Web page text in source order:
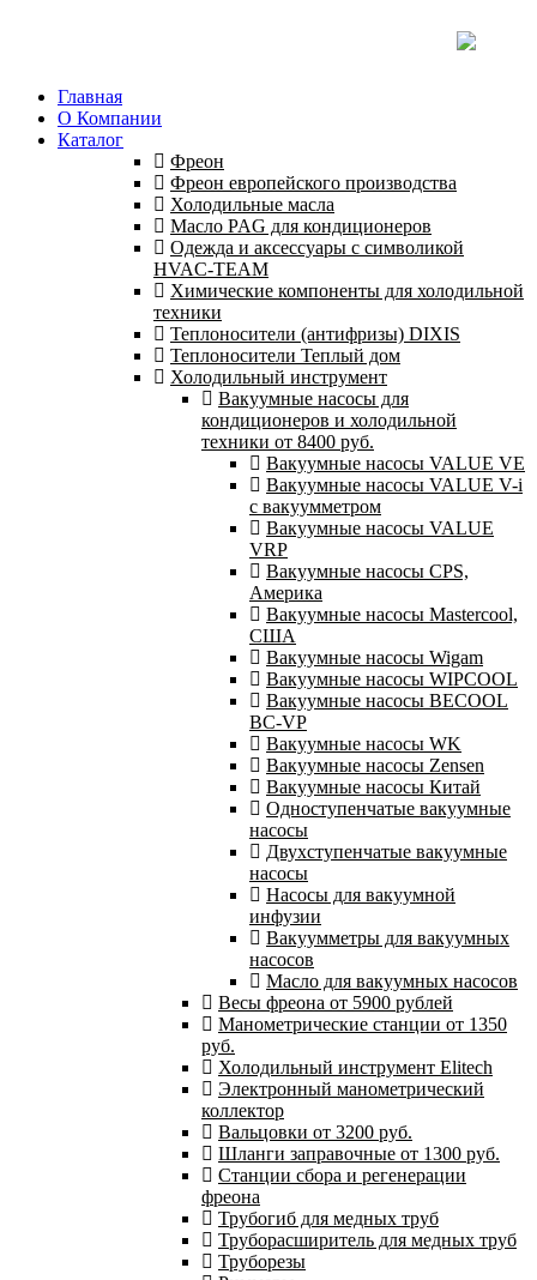
Главная
О Компании
Каталог
Фреон
Фреон европейского производства
Холодильные масла
Масло PAG для кондиционеров
Одежда и аксессуары с символикой
HVAC-TEAM
Химические компоненты для холодильной
техники
Теплоносители (антифризы) DIXIS
Теплоносители Теплый дом
Холодильный инструмент
Вакуумные насосы для
кондиционеров и холодильной
техники от 8400 руб.
Вакуумные насосы VALUE VE
Вакуумные насосы VALUE V-i
с вакуумметром
Вакуумные насосы VALUE
VRP
Вакуумные насосы CPS,
Америка
Вакуумные насосы Mastercool,
США
Вакуумные насосы Wigam
Вакуумные насосы WIPCOOL
Вакуумные насосы BECOOL
BC-VP
Вакуумные насосы WK
Вакуумные насосы Zensen
Вакуумные насосы Китай
Одноступенчатые вакуумные
насосы
Двухступенчатые вакуумные
насосы
Насосы для вакуумной
инфузии
Вакуумметры для вакуумных
насосов
Масло для вакуумных насосов
Весы фреона от 5900 рублей
Манометрические станции от 1350
руб.
Холодильный инструмент Elitech
Электронный манометрический
коллектор
Вальцовки от 3200 руб.
Шланги заправочные от 1300 руб.
Станции сбора и регенерации
фреона
Трубогиб для медных труб
Труборасширитель для медных труб
Труборезы